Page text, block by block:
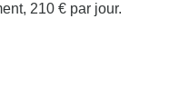
210 € par jour.